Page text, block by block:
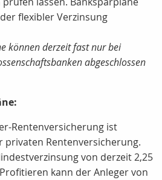
flexibler Verzinsung
können derzeit fast nur bei
abgeschlossen
Rentenversicherung ist
privaten Rentenversicherung.
von derzeit 2,25
kann der Anleger von